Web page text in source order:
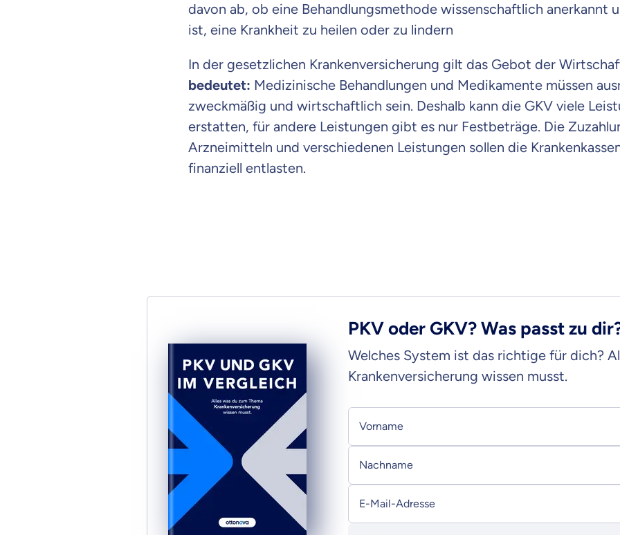
davon ab, ob eine Behandlungsmethode wissenschaftlich anerkannt
ist, eine Krankheit zu heilen oder zu lindern
In der gesetzlichen Krankenversicherung gilt das Gebot der
bedeutet: Medizinische Behandlungen und Medikamente müssen
zweckmäßig und wirtschaftlich sein. Deshalb kann die GKV viele
erstatten, für andere Leistungen gibt es nur Festbeträge. Die
Arzneimitteln und verschiedenen Leistungen sollen die
finanziell entlasten.
PKV oder GKV? Was passt zu
Welches System ist das richtige für dich?
Krankenversicherung wissen musst.
Persönliche Informationen
Vorname
Nachname
E-Mail-Adresse